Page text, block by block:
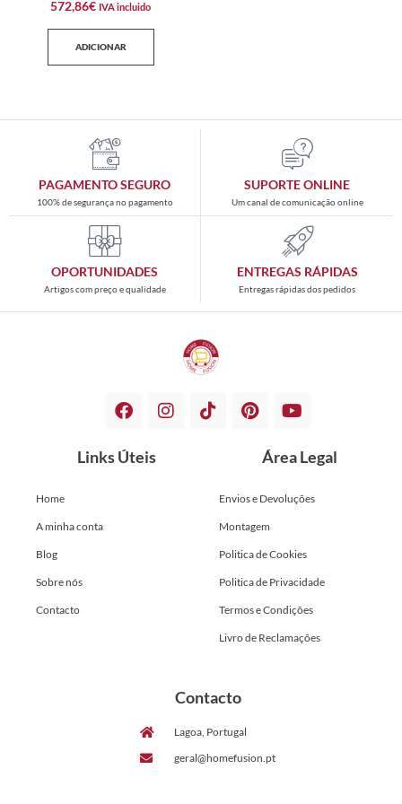
572,86€ IVA incluido
ADICIONAR
PAGAMENTO SEGURO
100% de segurança no pagamento
SUPORTE ONLINE
Um canal de comunicação online
OPORTUNIDADES
Artigos com preço e qualidade
ENTREGAS RÁPIDAS
Entregas rápidas dos pedidos
Links Úteis
Home
A minha conta
Blog
Sobre nós
Contacto
Área Legal
Envios e Devoluções
Montagem
Politica de Cookies
Politica de Privacidade
Termos e Condições
Livro de Reclamações
Contacto
Lagoa, Portugal
geral@homefusion.pt